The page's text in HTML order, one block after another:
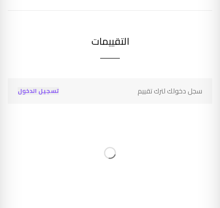
التقييمات
سجل دخولك لترك تقييم تسجيل الدخول